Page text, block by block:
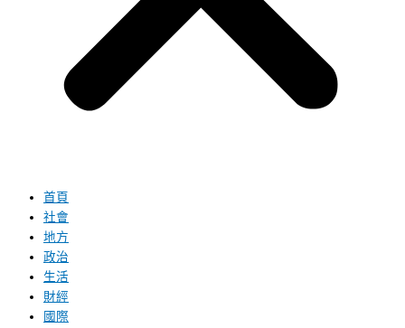
首頁
社會
地方
政治
生活
財經
國際